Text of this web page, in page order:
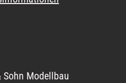
Modellbau